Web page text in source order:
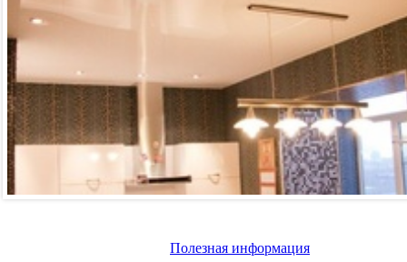
Полезная информация